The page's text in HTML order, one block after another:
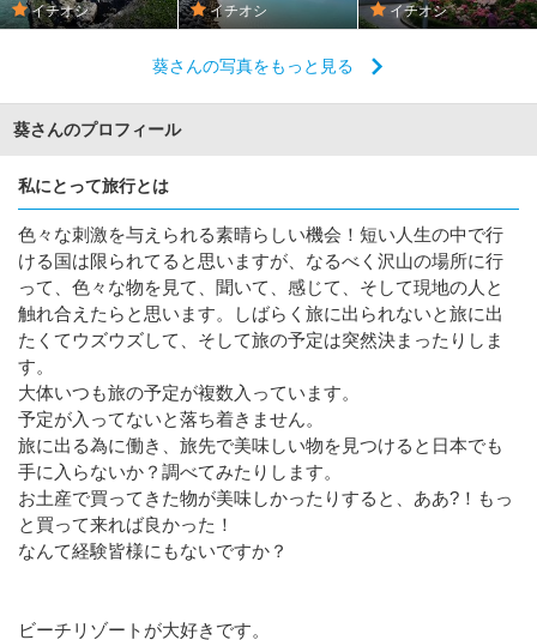
イチオシ イチオシ イチオシ
葵さんの写真をもっと見る
葵さんのプロフィール
私にとって旅行とは
色々な刺激を与えられる素晴らしい機会！短い人生の中で行
ける国は限られてると思いますが、なるべく沢山の場所に行
って、色々な物を見て、聞いて、感じて、そして現地の人と
触れ合えたらと思います。しばらく旅に出られないと旅に出
たくてウズウズして、そして旅の予定は突然決まったりしま
す。
大体いつも旅の予定が複数入っています。
予定が入ってないと落ち着きません。
旅に出る為に働き、旅先で美味しい物を見つけると日本でも
手に入らないか？調べてみたりします。
お土産で買ってきた物が美味しかったりすると、ああ?！もっ
と買って来れば良かった！
なんて経験皆様にもないですか？
ビーチリゾートが大好きです。